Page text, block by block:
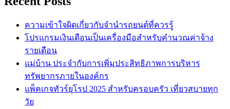
ความเข้าใจผิดเกี่ยวกับจำนำรถยนต์ที่ควรรู้
โปรแกรมเงินเดือนเป็นเครื่องมือสำหรับคำนวณค่าจ้าง
รายเดือน
แม่บ้าน ประจำกับการเพิ่มประสิทธิภาพการบริหาร
ทรัพยากรภายในองค์กร
แพ็คเกจทัวร์ยุโรป 2025 สำหรับครอบครัว เที่ยวสบายทุก
วัย